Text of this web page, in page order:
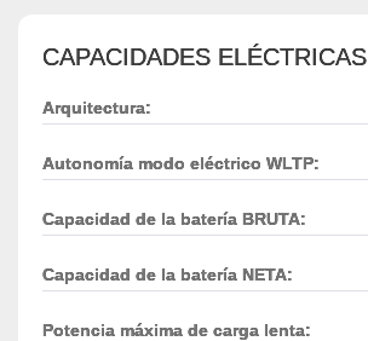
CAPACIDADES ELÉCTRICAS
Arquitectura:
Autonomía modo eléctrico WLTP:
Capacidad de la batería BRUTA:
Capacidad de la batería NETA:
Potencia máxima de carga lenta: